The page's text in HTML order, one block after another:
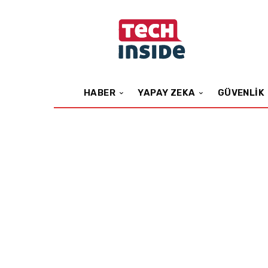
HABER YAPAY ZEKA GÜVENLIK